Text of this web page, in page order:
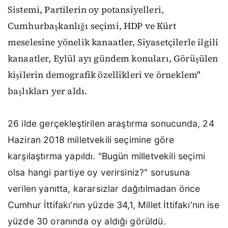
Sistemi, Partilerin oy potansiyelleri,
Cumhurbaşkanlığı seçimi, HDP ve Kürt
meselesine yönelik kanaatler, Siyasetçilerle ilgili
kanaatler, Eylül ayı gündem konuları, Görüşülen
kişilerin demografik özellikleri ve örneklem"
başlıkları yer aldı.
26 ilde gerçekleştirilen araştırma sonucunda, 24
Haziran 2018 milletvekili seçimine göre
karşılaştırma yapıldı. "Bugün milletvekili seçimi
olsa hangi partiye oy verirsiniz?" sorusuna
verilen yanıtta, kararsızlar dağıtılmadan önce
Cumhur İttifakı'nın yüzde 34,1, Millet İttifakı'nın ise
yüzde 30 oranında oy aldığı görüldü.